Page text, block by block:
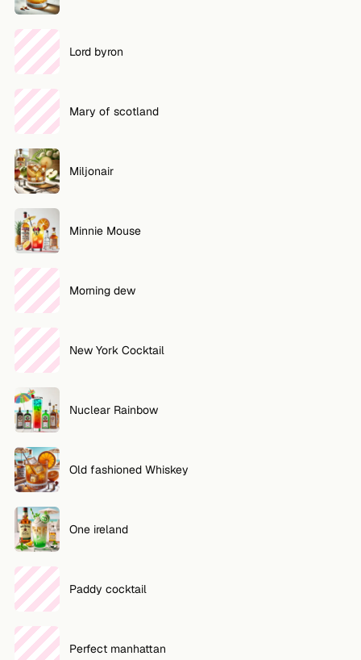
Lord byron
Mary of scotland
Miljonair
Minnie Mouse
Morning dew
New York Cocktail
Nuclear Rainbow
Old fashioned Whiskey
One ireland
Paddy cocktail
Perfect manhattan